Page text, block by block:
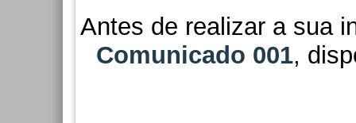
edital regulador.
Pessoas
Antes de realizar a sua
Comunicado 001,